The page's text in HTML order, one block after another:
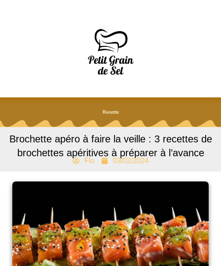
Recette
Brochette apéro à faire la veille : 3 recettes de
brochettes apéritives à préparer à l’avance
Flo 03/02/2024